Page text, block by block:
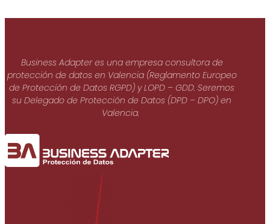
Business Adapter es una empresa consultora de
protección de datos en Valencia (Reglamento Europeo
de Protección de Datos RGPD) y LOPD – GDD. Seremos
su Delegado de Protección de Datos (DPD – DPO) en
Valencia.